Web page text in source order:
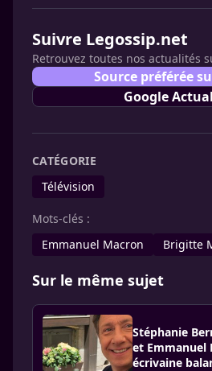
Suivre Legossip.net
Retrouvez toutes nos actualités
Source préférée
Google
CATÉGORIE
Télévision
Mots-clés :
Emmanuel Macron
Brigitte
Sur le même sujet
Stéphanie
et Emmanuel
écrivaine